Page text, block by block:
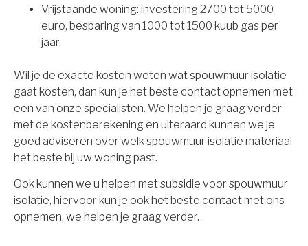
Vrijstaande woning: investering 2700 tot 5000
euro, besparing van 1000 tot 1500 kuub gas per
jaar.
Wil je de exacte kosten weten wat spouwmuur isolatie
gaat kosten, dan kun je het beste contact opnemen met
een van onze specialisten. We helpen je graag verder
met de kostenberekening en uiteraard kunnen we je
goed adviseren over welk spouwmuur isolatie materiaal
het beste bij uw woning past.
Ook kunnen we u helpen met subsidie voor spouwmuur
isolatie, hiervoor kun je ook het beste contact met ons
opnemen, we helpen je graag verder.